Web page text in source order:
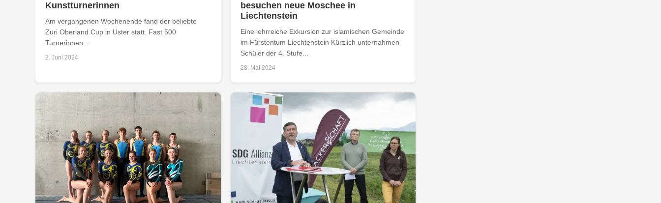
Kunstturnerinnen
Am vergangenen Wochenende fand der beliebte
Züri Oberland Cup in Uster statt. Fast 500
Turnerinnen...
2. Juni 2024
besuchen neue Moschee in
Liechtenstein
Eine lehrreiche Exkursion zur islamischen Gemeinde
im Fürstentum Liechtenstein Kürzlich unternahmen
Schüler der 4. Stufe...
28. Mai 2024